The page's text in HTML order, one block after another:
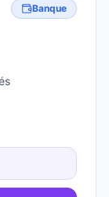
Banque